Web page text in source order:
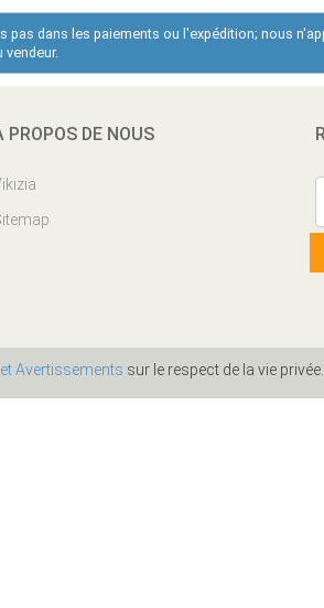
dans les paiements ou l'expédition; nous
vendeur.
PROPOS DE NOUS
Avertissements sur le respect de la vie